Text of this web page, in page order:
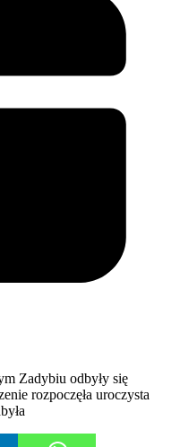
Zadybiu odbyły się
rozpoczęła uroczysta